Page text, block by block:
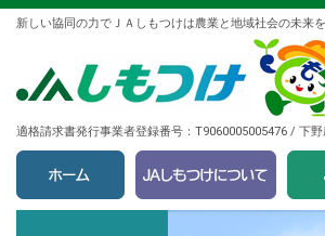
新しい協同の力でＪＡしもつけは農業と地域社会の未来を
適格請求書発行事業者登録番号：T9060005005476 /